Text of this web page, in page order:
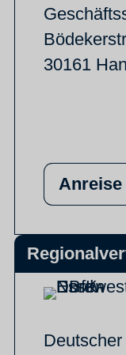
30161
Anreise